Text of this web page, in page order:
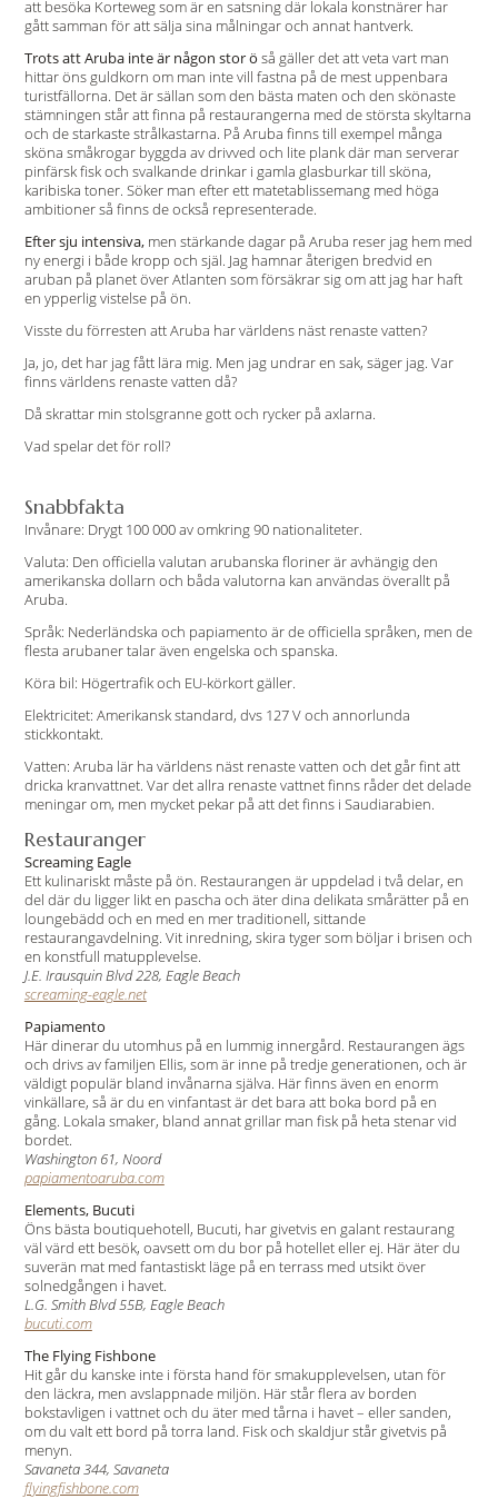
att besöka Korteweg som är en satsning där lokala konstnärer har
gått samman för att sälja sina målningar och annat hantverk.
Trots att Aruba inte är någon stor ö så gäller det att veta vart man
hittar öns guldkorn om man inte vill fastna på de mest uppenbara
turistfällorna. Det är sällan som den bästa maten och den skönaste
stämningen står att finna på restaurangerna med de största skyltarna
och de starkaste strålkastarna. På Aruba finns till exempel många
sköna småkrogar byggda av drivved och lite plank där man serverar
pinfärsk fisk och svalkande drinkar i gamla glasburkar till sköna,
karibiska toner. Söker man efter ett matetablissemang med höga
ambitioner så finns de också representerade.
Efter sju intensiva, men stärkande dagar på Aruba reser jag hem med
ny energi i både kropp och själ. Jag hamnar återigen bredvid en
aruban på planet över Atlanten som försäkrar sig om att jag har haft
en ypperlig vistelse på ön.
Visste du förresten att Aruba har världens näst renaste vatten?
Ja, jo, det har jag fått lära mig. Men jag undrar en sak, säger jag. Var
finns världens renaste vatten då?
Då skrattar min stolsgranne gott och rycker på axlarna.
Vad spelar det för roll?
Snabbfakta
Invånare: Drygt 100 000 av omkring 90 nationaliteter.
Valuta: Den officiella valutan arubanska floriner är avhängig den
amerikanska dollarn och båda valutorna kan användas överallt på
Aruba.
Språk: Nederländska och papiamento är de officiella språken, men de
flesta arubaner talar även engelska och spanska.
Köra bil: Högertrafik och EU-körkort gäller.
Elektricitet: Amerikansk standard, dvs 127 V och annorlunda
stickkontakt.
Vatten: Aruba lär ha världens näst renaste vatten och det går fint att
dricka kranvattnet. Var det allra renaste vattnet finns råder det delade
meningar om, men mycket pekar på att det finns i Saudiarabien.
Restauranger
Screaming Eagle
Ett kulinariskt måste på ön. Restaurangen är uppdelad i två delar, en
del där du ligger likt en pascha och äter dina delikata smårätter på en
loungebädd och en med en mer traditionell, sittande
restaurangavdelning. Vit inredning, skira tyger som böljar i brisen och
en konstfull matupplevelse.
J.E. Irausquin Blvd 228, Eagle Beach
screaming-eagle.net
Papiamento
Här dinerar du utomhus på en lummig innergård. Restaurangen ägs
och drivs av familjen Ellis, som är inne på tredje generationen, och är
väldigt populär bland invånarna själva. Här finns även en enorm
vinkällare, så är du en vinfantast är det bara att boka bord på en
gång. Lokala smaker, bland annat grillar man fisk på heta stenar vid
bordet.
Washington 61, Noord
papiamentoaruba.com
Elements, Bucuti
Öns bästa boutiquehotell, Bucuti, har givetvis en galant restaurang
väl värd ett besök, oavsett om du bor på hotellet eller ej. Här äter du
suverän mat med fantastiskt läge på en terrass med utsikt över
solnedgången i havet.
L.G. Smith Blvd 55B, Eagle Beach
bucuti.com
The Flying Fishbone
Hit går du kanske inte i första hand för smakupplevelsen, utan för
den läckra, men avslappnade miljön. Här står flera av borden
bokstavligen i vattnet och du äter med tårna i havet – eller sanden,
om du valt ett bord på torra land. Fisk och skaldjur står givetvis på
menyn.
Savaneta 344, Savaneta
flyingfishbone.com